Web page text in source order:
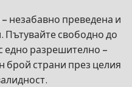
незабавно преведена и
Пътувайте свободно до
едно разрешително –
брой страни през целия